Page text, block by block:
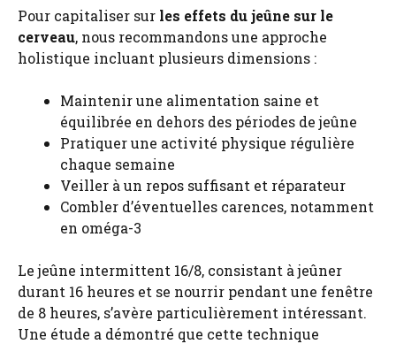
Pour capitaliser sur les effets du jeûne sur le
cerveau, nous recommandons une approche
holistique incluant plusieurs dimensions :
Maintenir une alimentation saine et
équilibrée en dehors des périodes de jeûne
Pratiquer une activité physique régulière
chaque semaine
Veiller à un repos suffisant et réparateur
Combler d’éventuelles carences, notamment
en oméga-3
Le jeûne intermittent 16/8, consistant à jeûner
durant 16 heures et se nourrir pendant une fenêtre
de 8 heures, s’avère particulièrement intéressant.
Une étude a démontré que cette technique